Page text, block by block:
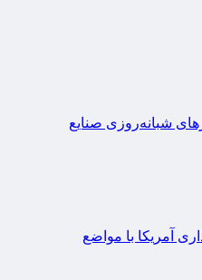
آمریکا با مواضع